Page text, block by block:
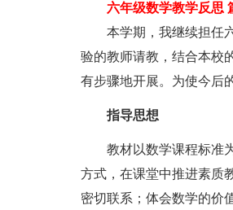
六年级数学教学反思
本学期，我继续担任六
验的教师请教，结合本校
有步骤地开展。为使今后
指导思想
教材以数学课程标准为
方式，在课堂中推进素质
密切联系；体会数学的价